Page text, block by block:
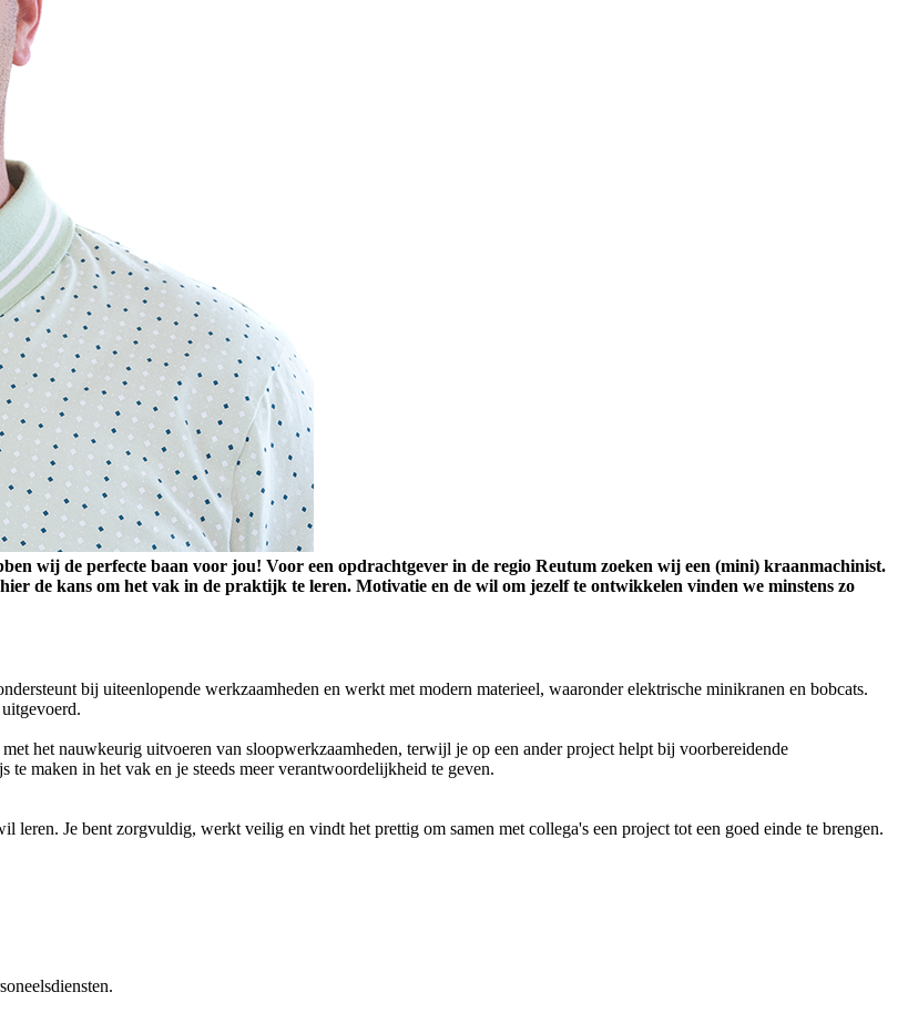
wij de perfecte baan voor jou! Voor een opdrachtgever in de regio Reutum zoeken wij een (mini) kraanmachinist.
de kans om het vak in de praktijk te leren. Motivatie en de wil om jezelf te ontwikkelen vinden we minstens zo
bij uiteenlopende werkzaamheden en werkt met modern materieel, waaronder elektrische minikranen en bobcats.
het nauwkeurig uitvoeren van sloopwerkzaamheden, terwijl je op een ander project helpt bij voorbereidende
maken in het vak en je steeds meer verantwoordelijkheid te geven.
leren. Je bent zorgvuldig, werkt veilig en vindt het prettig om samen met collega's een project tot een goed einde te brengen.